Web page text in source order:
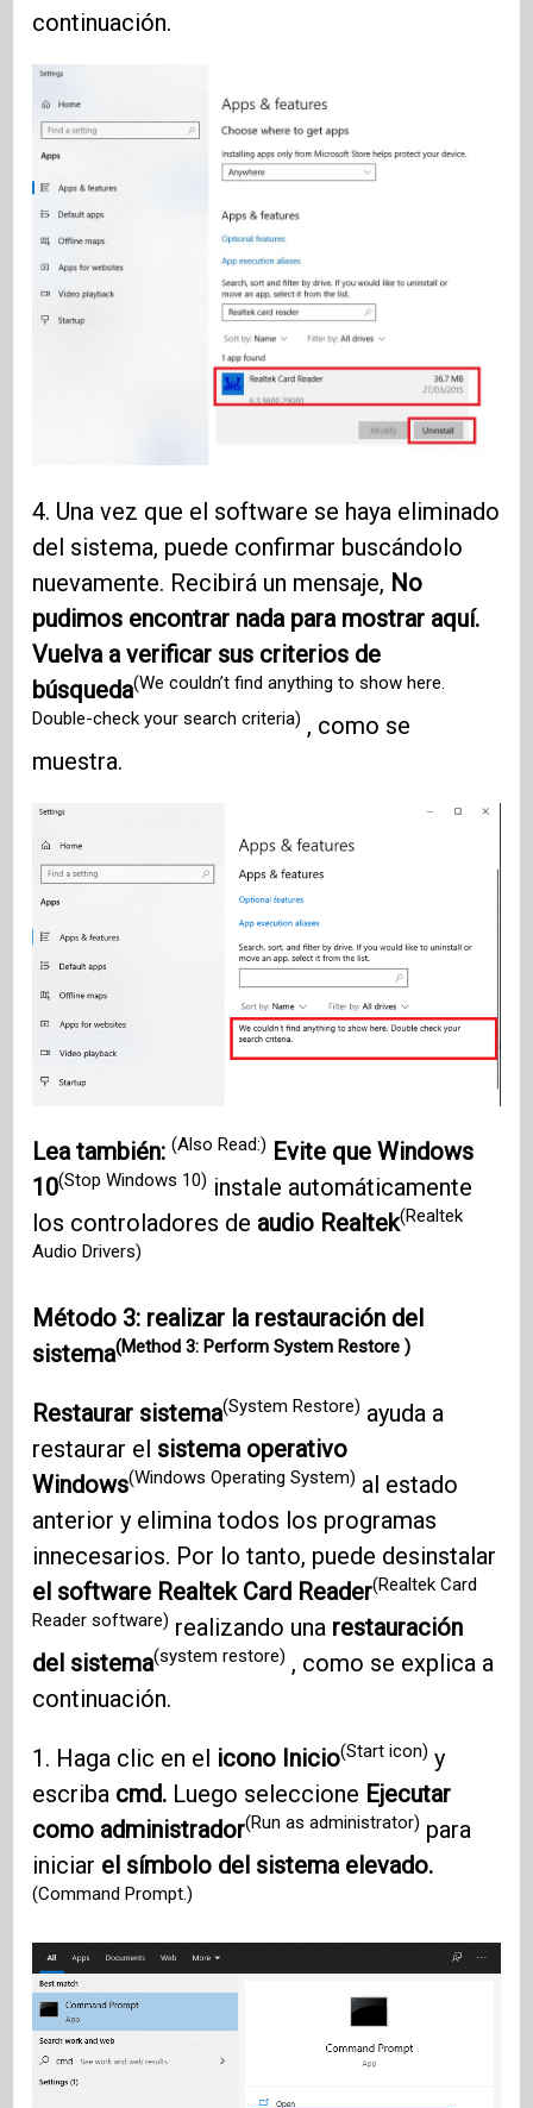
continuación.
4. Una vez que el software se haya eliminado
del sistema, puede confirmar buscándolo
nuevamente. Recibirá un mensaje, No
pudimos encontrar nada para mostrar aquí.
Vuelva a verificar sus criterios de
búsqueda(We couldn’t find anything to show here.
Double-check your search criteria) , como se
muestra.
Lea también:(Also Read:) Evite que Windows
10(Stop Windows 10) instale automáticamente
los controladores de audio Realtek(Realtek
Audio Drivers)
Método 3: realizar la restauración del
sistema(Method 3: Perform System Restore )
Restaurar sistema(System Restore) ayuda a
restaurar el sistema operativo
Windows(Windows Operating System) al estado
anterior y elimina todos los programas
innecesarios. Por lo tanto, puede desinstalar
el software Realtek Card Reader(Realtek Card
Reader software) realizando una restauración
del sistema(system restore) , como se explica a
continuación.
1. Haga clic en el icono Inicio(Start icon) y
escriba cmd. Luego seleccione Ejecutar
como administrador(Run as administrator) para
iniciar el símbolo del sistema elevado.
(Command Prompt.)